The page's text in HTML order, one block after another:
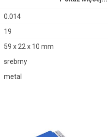
0.014
19
59 x 22 x 10 mm
srebrny
metal